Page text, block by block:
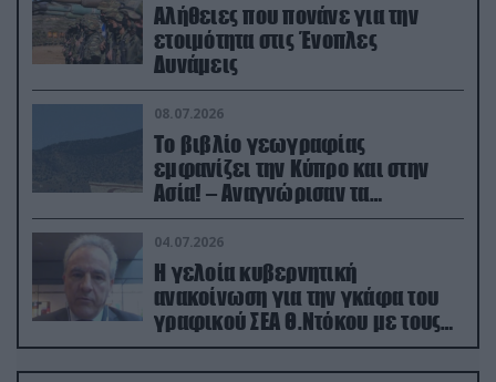
Αλήθειες που πονάνε για την
ετοιμότητα στις Ένοπλες
Δυνάμεις
08.07.2026
Το βιβλίο γεωγραφίας
εμφανίζει την Κύπρο και στην
Ασία! – Αναγνώρισαν τα
κατεχόμενα; (φωτο)
04.07.2026
Η γελοία κυβερνητική
ανακοίνωση για την γκάφα του
γραφικού ΣΕΑ Θ.Ντόκου με τους
Ρώσους φαρσέρ